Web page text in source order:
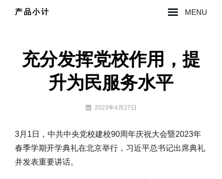
产品小计 MENU
充分发挥党校作用，提
升为民服务水平
By 2023年4月27日
3月1日，中共中央党校建校90周年庆祝大会暨2023年
春季学期开学典礼在北京举行，习近平总书记出席典礼
并发表重要讲话。